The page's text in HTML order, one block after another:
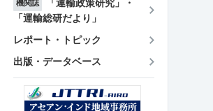
機関誌
「運輸政策研究」・
「運輸総研だより」
レポート・トピック
出版・データベース